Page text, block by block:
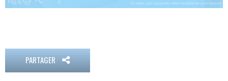
PARTAGER